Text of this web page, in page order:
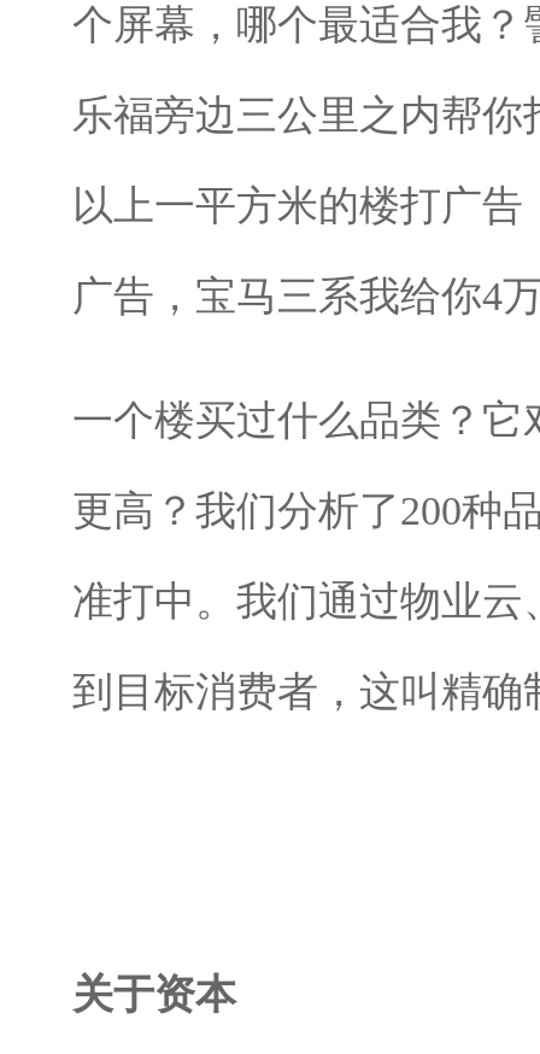
个屏幕，哪个最适合我
乐福旁边三公里之内帮
以上一平方米的楼打广
广告，宝马三系我给你4
一个楼买过什么品类？
更高？我们分析了200种
准打中。我们通过物业
到目标消费者，这叫精确
关于资本